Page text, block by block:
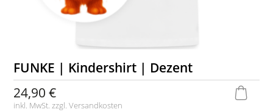
FUNKE | Kindershirt | Dezent
24,90 €
inkl. MwSt. zzgl.Versandkosten